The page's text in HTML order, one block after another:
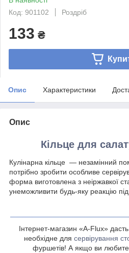
Код: 901102
Роздріб
133 ₴
Опис Характеристики
Опис
Кільце для
Кулінарна кільце — незамінний
потрібно зробити особливе
форма виготовлена з неіржавкої
унеможливити будь-яку реакцію
Інтернет-магазин «A-Flux»
необхідне для сервірування
фуршетів! А якщо ви